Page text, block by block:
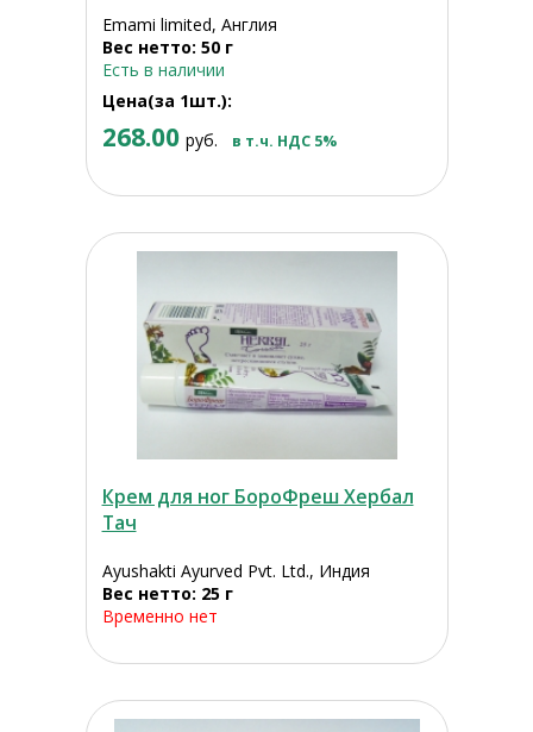
Emami limited, Англия
Вес нетто: 50 г
Есть в наличии
Цена(за 1шт.):
268.00 руб. в т.ч. НДС 5%
Крем для ног БороФреш Хербал
Тач
Ayushakti Ayurved Pvt. Ltd., Индия
Вес нетто: 25 г
Временно нет